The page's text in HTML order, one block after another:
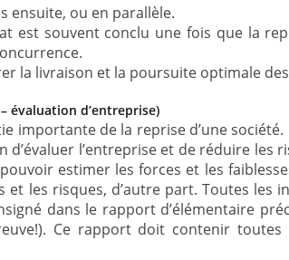
ensuite, ou en parallèle.
est souvent conclu une fois que la
la livraison et la poursuite optimale
évaluation d’entreprise)
importante de la reprise d’une
l’entreprise et de réduire les
estimer les forces et les
les risques, d’autre part. Toutes les
dans le rapport d’élémentaire
Ce rapport doit contenir toutes